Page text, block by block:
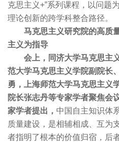
克思主义+”系列课程，以问题
理论创新的跨学科整合路径。
马克思主义研究院的高质
主义为指导
会上，同济大学马克思主
范大学马克思主义学院副院长
勇，上海师范大学马克思主义
院长张志丹等专家学者聚焦会
家学者提出， 中国自主知识体
质量建设，是相辅相成、互为
者指明了根本的价值归宿，后